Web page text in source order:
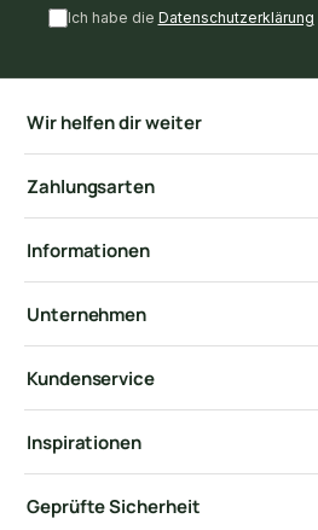
Ich habe die Datenschutzerklärung
Wir helfen dir weiter
Zahlungsarten
Informationen
Unternehmen
Kundenservice
Inspirationen
Geprüfte Sicherheit